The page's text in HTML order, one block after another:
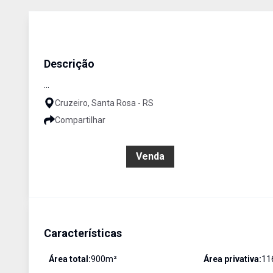
Descrição
Cruzeiro, Santa Rosa - RS
Compartilhar
Venda
Características
Área total:900m² Área privativa: